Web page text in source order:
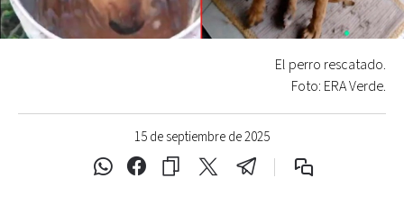
15 de septiembre de 2025
El perro rescatado.
Foto: ERA Verde.